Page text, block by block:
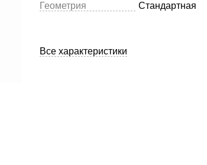
Геометрия
Стандартная
Все характеристики